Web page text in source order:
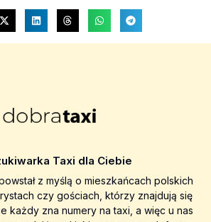
Taxi dla Ciebie
z myślą o mieszkańcach polskich
czy gościach, którzy znajdują się
każdy zna numery na taxi, a więc u nas